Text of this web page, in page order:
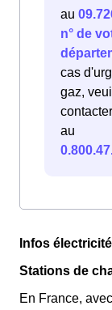
au
n° de
cas
gaz,
au
Infos
Stations de
En France,